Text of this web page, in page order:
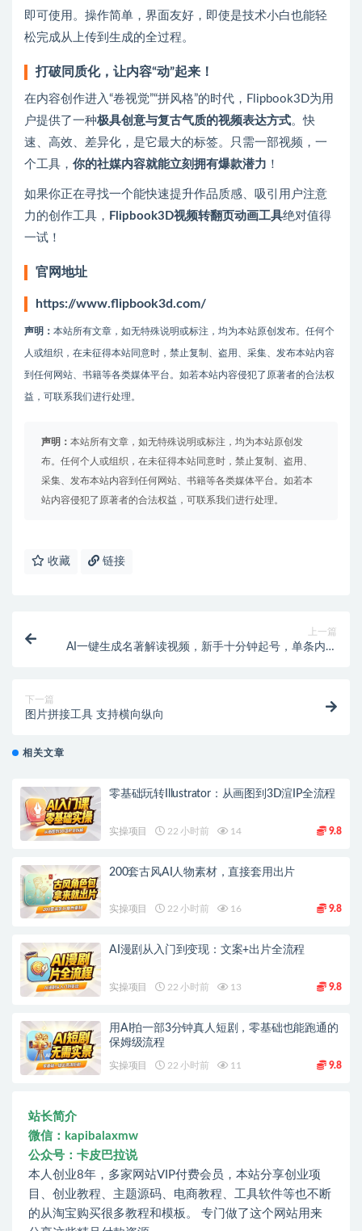
即可使用。操作简单，界面友好，即使是技术小白也能轻
松完成从上传到生成的全过程。
打破同质化，让内容“动”起来！
在内容创作进入“卷视觉”“拼风格”的时代，Flipbook3D为用
户提供了一种极具创意与复古气质的视频表达方式。快
速、高效、差异化，是它最大的标签。只需一部视频，一
个工具， 你的社媒内容就能立刻拥有爆款潜力 ！
如果你正在寻找一个能快速提升作品质感、吸引用户注意
力的创作工具， Flipbook3D视频转翻页动画工具绝对值得
一试！
官网地址
https://www.flipbook3d.com/
声明： 本站所有文章，如无特殊说明或标注，均为本站原创发布。任何个
人或组织，在未征得本站同意时，禁止复制、盗用、采集、发布本站内容
到任何网站、书籍等各类媒体平台。如若本站内容侵犯了原著者的合法权
益，可联系我们进行处理。
声明： 本站所有文章，如无特殊说明或标注，均为本站原创发
布。任何个人或组织，在未征得本站同意时，禁止复制、盗用、
采集、发布本站内容到任何网站、书籍等各类媒体平台。如若本
站内容侵犯了原著者的合法权益，可联系我们进行处理。
收藏 链接
上一篇
AI一键生成名著解读视频，新手十分钟起号，单条内容
下一篇
图片拼接工具 支持横向纵向
相关文章
零基础玩转Illustrator：从画图到3D渲IP全流程
实操项目 22 小时前 14 9.8
200套古风AI人物素材，直接套用出片
实操项目 22 小时前 16 9.8
AI漫剧从入门到变现：文案+出片全流程
实操项目 22 小时前 13 9.8
用AI拍一部3分钟真人短剧，零基础也能跑通的
保姆级流程
实操项目 22 小时前 11 9.8
站长简介
微信：kapibalaxmw
公众号：卡皮巴拉说
本人创业8年，多家网站VIP付费会员，本站分享创业项
目、创业教程、主题源码、电商教程、工具软件等也不断
的从淘宝购买很多教程和模板。 专门做了这个网站用来